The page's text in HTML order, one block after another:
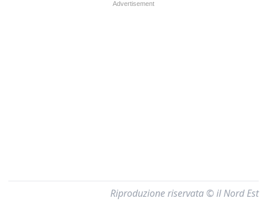
Riproduzione riservata © il Nord Est